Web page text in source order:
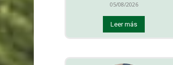
05/08/2026
Leer más